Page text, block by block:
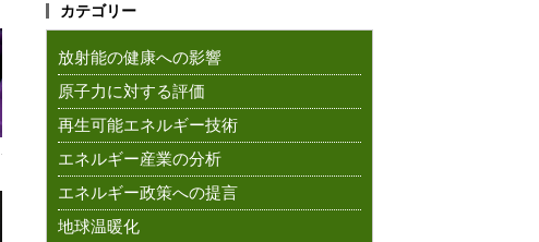
カテゴリー
放射能の健康への影響
原子力に対する評価
再生可能エネルギー技術
エネルギー産業の分析
エネルギー政策への提言
地球温暖化